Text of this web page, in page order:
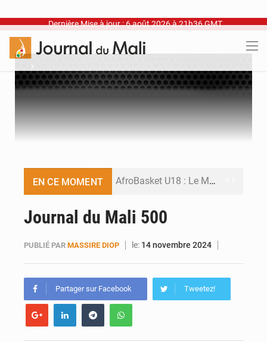
Dernière Mise à jour : 6 août 2026 à 21h36 GMT
›
EN CE MOMENT AfroBasket U18 : Le Mali défend sa double couronne à Abidjan
Défense et sécurité : Le Mali change d’architecture
Journal du Mali 500
PUBLIÉ PAR MASSIRE DIOP le: 14 novembre 2024
Partager sur Facebook Tweetez!